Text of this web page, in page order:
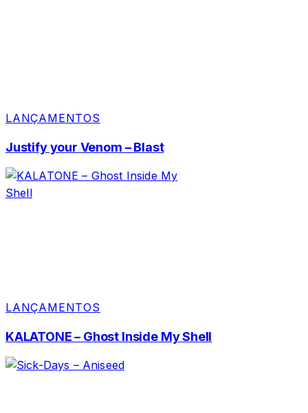
LANÇAMENTOS
Justify your Venom – Blast
LANÇAMENTOS
KALATONE – Ghost Inside My Shell